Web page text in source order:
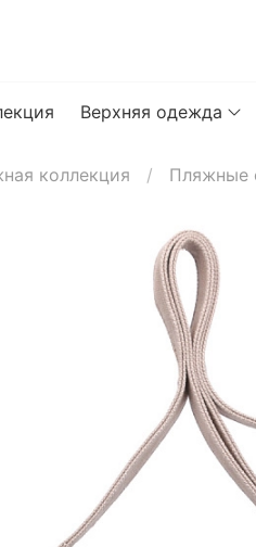
Верхняя одежда
коллекция Пляжные